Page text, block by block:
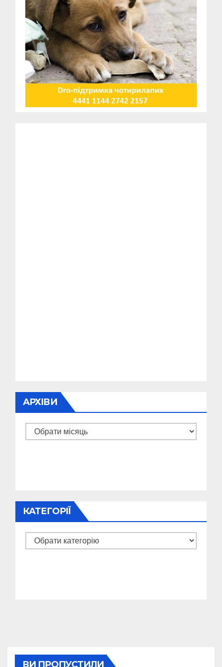
АРХІВИ
Архіви
КАТЕГОРІЇ
Категорії
ВИ ПРОПУСТИЛИ